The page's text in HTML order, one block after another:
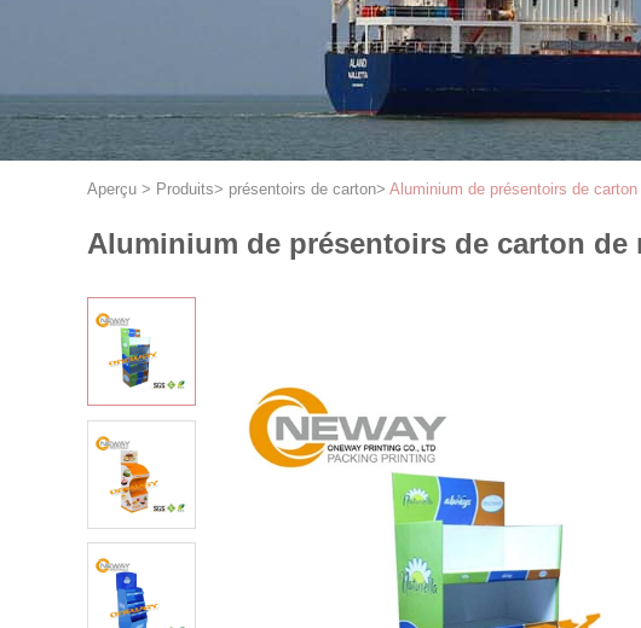
Aperçu > Produits> présentoirs de carton> Aluminium de présentoirs de
Aluminium de présentoirs de carton